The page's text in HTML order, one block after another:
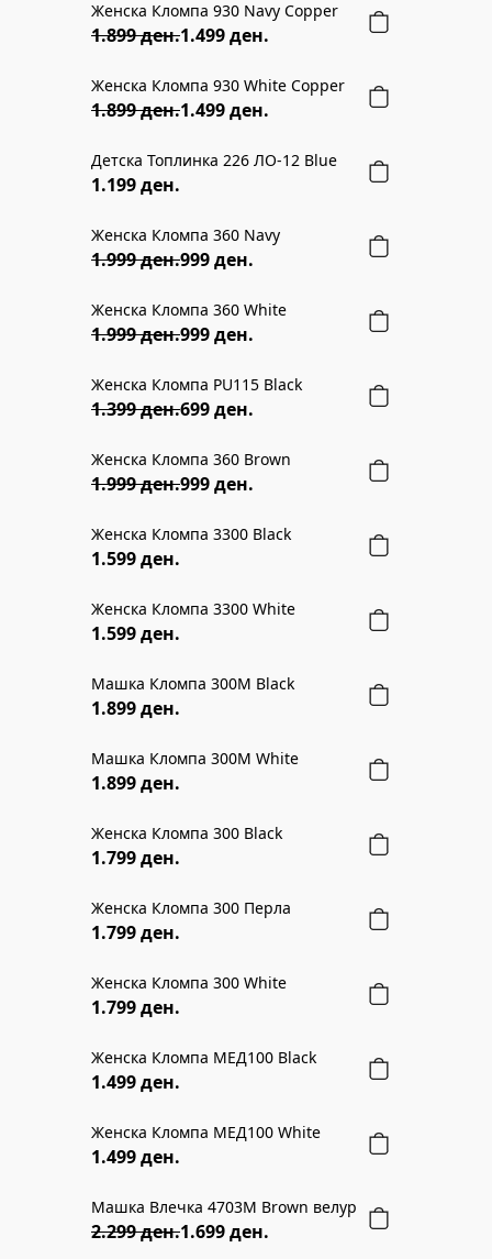
21% ПОПУСТ
Женска Кломпа 930 Navy Copper
1.899 ден.1.499 ден.
21% ПОПУСТ
Женска Кломпа 930 White Copper
1.899 ден.1.499 ден.
Детска Топлинка 226 ЛО-12 Blue
1.199 ден.
50% ПОПУСТ
Женска Кломпа 360 Navy
1.999 ден.999 ден.
50% ПОПУСТ
Женска Кломпа 360 White
1.999 ден.999 ден.
50% ПОПУСТ
Женска Кломпа PU115 Black
1.399 ден.699 ден.
50% ПОПУСТ
Женска Кломпа 360 Brown
1.999 ден.999 ден.
NEW COLLECTION
Женска Кломпа 3300 Black
1.599 ден.
NEW COLLECTION
Женска Кломпа 3300 White
1.599 ден.
NEW COLLECTION
Машка Кломпа 300M Black
1.899 ден.
NEW COLLECTION
Машка Кломпа 300M White
1.899 ден.
NEW COLLECTION
Женска Кломпа 300 Black
1.799 ден.
NEW COLLECTION
Женска Кломпа 300 Перла
1.799 ден.
NEW COLLECTION
Женска Кломпа 300 White
1.799 ден.
NEW COLLECTION
Женска Кломпа МЕД100 Black
1.499 ден.
NEW COLLECTION
Женска Кломпа МЕД100 White
1.499 ден.
26% ПОПУСТ
Машка Влечка 4703M Brown велур
2.299 ден.1.699 ден.